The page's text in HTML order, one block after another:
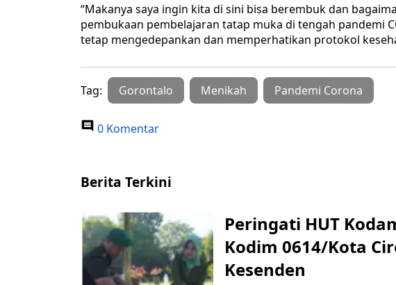
“Makanya saya ingin kita di sini bisa berembuk dan
pembukaan pembelajaran tatap muka di tengah pandemi
tetap mengedepankan dan memperhatikan protokol
Tag: Gorontalo Menikah Pandemi Corona
0 Komentar
Berita Terkini
Peringati HUT
Kodim 0614/Kota
Kesenden